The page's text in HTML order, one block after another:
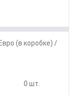
(в коробке) /
0 шт.